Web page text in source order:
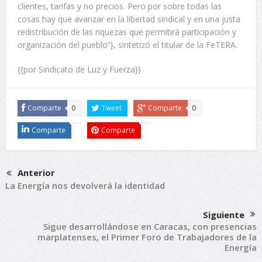
clientes, tarifas y no precios. Pero por sobre todas las
cosas hay que avanzar en la libertad sindical y en una justa
redistribución de las riquezas que permitirá participación y
organización del pueblo”}, sintetizó el titular de la FeTERA.
{{por Sindicato de Luz y Fuerza}}
Comparte 0 Tweet Comparte 0
Comparte Comparte
Anterior
La Energía nos devolverá la identidad
Siguiente
Sigue desarrollándose en Caracas, con presencias
marplatenses, el Primer Foro de Trabajadores de la
Energía